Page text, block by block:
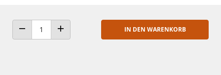
ANZAHL VERRINGERNANZAHL ERHÖHEN
IN DEN WARENKORB